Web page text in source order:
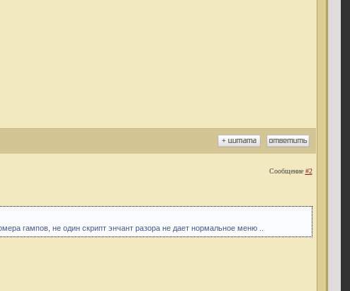
Сообщение #2
гампов, не один скрипт энчант разора не дает нормальное меню ..